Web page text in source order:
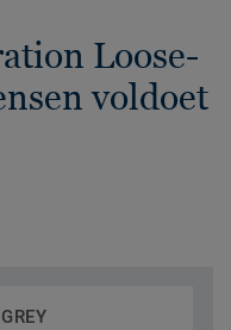
Loose-
voldoet